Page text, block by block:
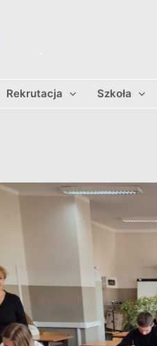
Rekrutacja Szkoła